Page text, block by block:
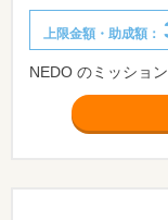
上限金額・助成額：